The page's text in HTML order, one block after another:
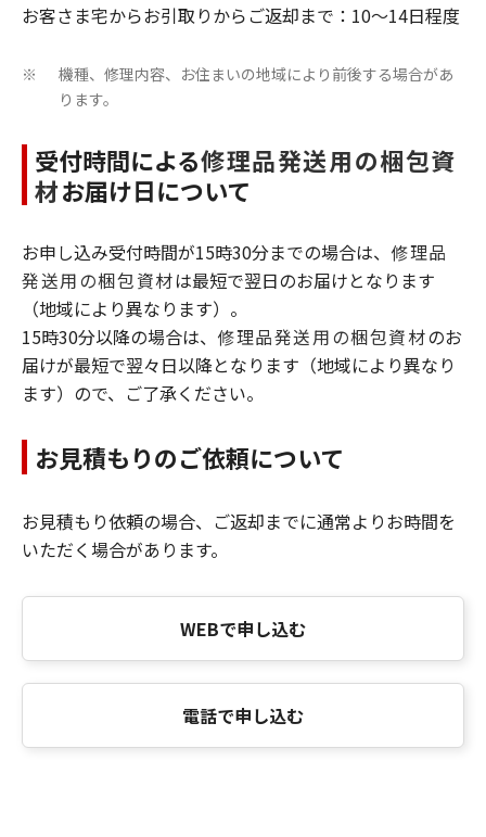
お客さま宅からお引取りからご返却まで：10～14日程度
※
機種、修理内容、お住まいの地域により前後する場合があ
ります。
受付時間による修理品発送用の梱包資
材お届け日について
お申し込み受付時間が15時30分までの場合は、 修理品
発送用の梱包資材は最短で翌日のお届けとなります
（地域により異なります）。
15時30分以降の場合は、 修理品発送用の梱包資材のお
届けが最短で翌々日以降となります（地域により異なり
ます）ので、ご了承ください。
お見積もりのご依頼について
お見積もり依頼の場合、ご返却までに通常よりお時間を
いただく場合があります。
WEBで申し込む
電話で申し込む